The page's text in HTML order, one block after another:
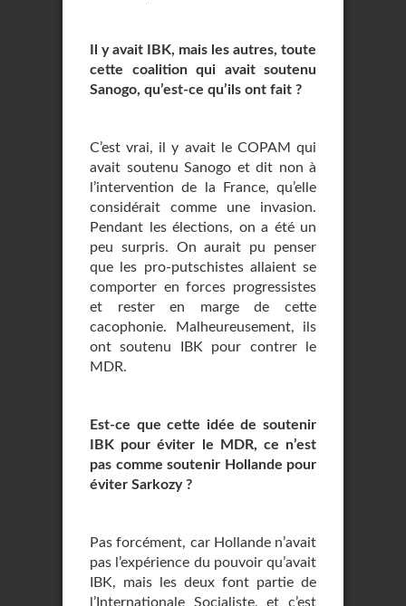
Il y avait IBK, mais les autres, toute
cette coalition qui avait soutenu
Sanogo, qu’est-ce qu’ils ont fait ?
C’est vrai, il y avait le COPAM qui
avait soutenu Sanogo et dit non à
l’intervention de la France, qu’elle
considérait comme une invasion.
Pendant les élections, on a été un
peu surpris. On aurait pu penser
que les pro-putschistes allaient se
comporter en forces progressistes
et rester en marge de cette
cacophonie. Malheureusement, ils
ont soutenu IBK pour contrer le
MDR.
Est-ce que cette idée de soutenir
IBK pour éviter le MDR, ce n’est
pas comme soutenir Hollande pour
éviter Sarkozy ?
Pas forcément, car Hollande n’avait
pas l’expérience du pouvoir qu’avait
IBK, mais les deux font partie de
l’Internationale Socialiste, et c’est